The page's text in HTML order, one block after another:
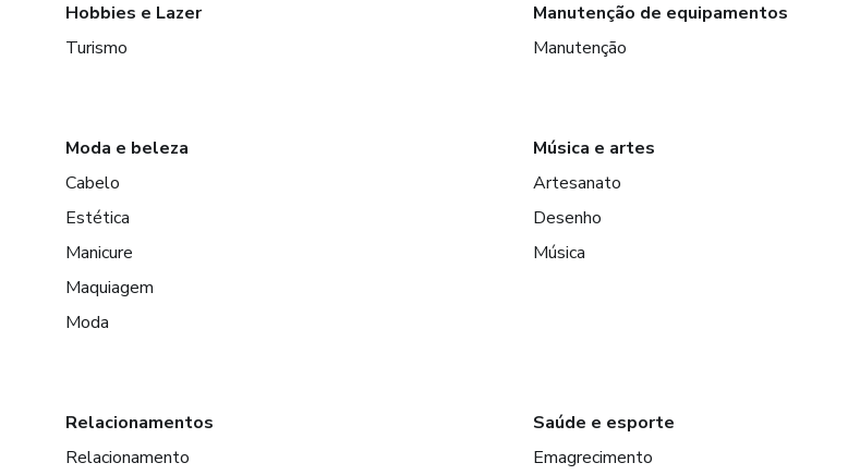
Hobbies e Lazer
Turismo
Manutenção de equipamentos
Manutenção
Moda e beleza
Cabelo
Estética
Manicure
Maquiagem
Moda
Música e artes
Artesanato
Desenho
Música
Relacionamentos
Relacionamento
Saúde e esporte
Emagrecimento